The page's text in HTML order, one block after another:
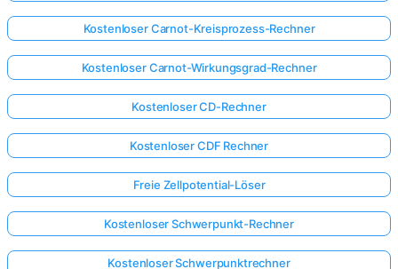
Kostenloser Carnot-Kreisprozess-Rechner
Kostenloser Carnot-Wirkungsgrad-Rechner
Kostenloser CD-Rechner
Kostenloser CDF Rechner
Freie Zellpotential-Löser
Kostenloser Schwerpunkt-Rechner
Kostenloser Schwerpunktrechner